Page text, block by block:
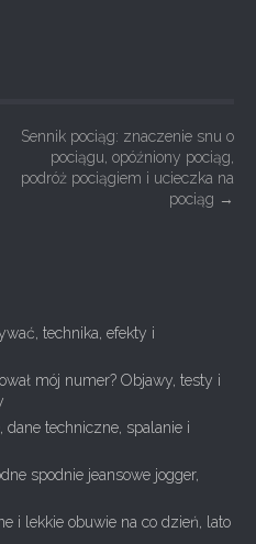
Sennik pociąg: znaczenie snu o
pociągu, opóźniony pociąg,
podróż pociągiem i ucieczka na
pociąg →
technika, efekty i
mój numer? Objawy, testy i
dane techniczne, spalanie i
spodnie jeansowe jogger,
i lekkie obuwie na co dzień, lato